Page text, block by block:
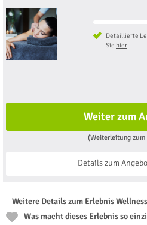
Detaillierte
Sie hier
Weiter zum
(Weiterleitung zum
Details zum
Weitere Details zum Erlebnis
Was macht dieses Erlebnis so